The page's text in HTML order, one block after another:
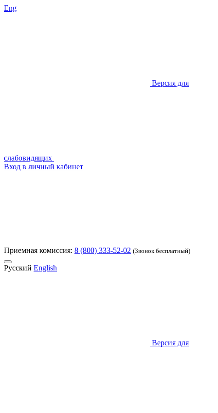
Eng
Версия для
слабовидящих
Вход в личный кабинет
Приемная комиссия: 8 (800) 333-52-02 (Звонок бесплатный)
Русский English
Версия для